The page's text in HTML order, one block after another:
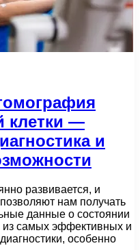
клетки —
и
развивается, и
нам получать
данные о состоянии
самых эффективных и
особенно